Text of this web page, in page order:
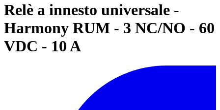
Relè a innesto universale -
Harmony RUM - 3 NC/NO - 60
VDC - 10 A